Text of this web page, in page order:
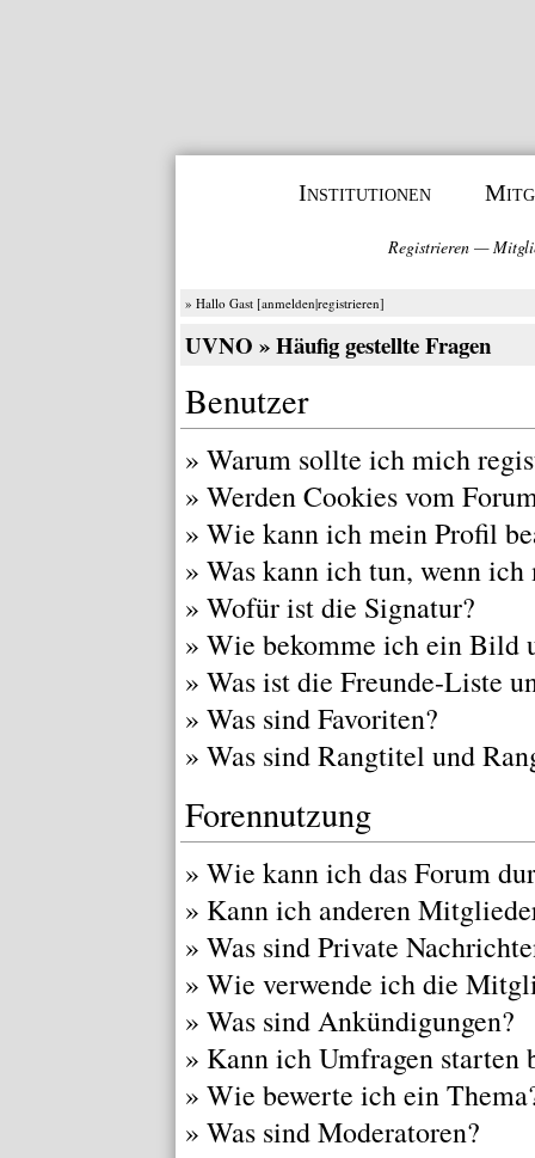
Institutionen
Registrieren—
» Hallo Gast [anmelden|registrieren]
UVNO » Häufig gestellte Fragen
Benutzer
» Warum sollte ich mich
» Werden Cookies vom
» Wie kann ich mein Profil
» Was kann ich tun, wenn ich
» Wofür ist die Signatur?
» Wie bekomme ich ein Bild
» Was ist die Freunde-Liste
» Was sind Favoriten?
» Was sind Rangtitel und
Forennutzung
» Wie kann ich das Forum
» Kann ich anderen
» Was sind Private
» Wie verwende ich die
» Was sind Ankündigungen?
» Kann ich Umfragen starten
» Wie bewerte ich ein
» Was sind Moderatoren?